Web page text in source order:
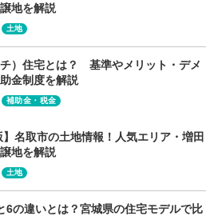
ウスを見学しながら、プランや資
する様々な相談ができます。
コンセプトハウスが誕生いたし
が埋め込まれたデザインの中に、
、理想を形にする注文住宅とは少
な暮らし方』『豊かさを感じる空
い」（北洲ハウジング・小関徳彦
地を解説
土地
）住宅とは？ 基準やメリット・デメ
金制度を解説
補助金・税金
】名取市の土地情報！人気エリア・増田
地を解説
土地
6の違いとは？宮城県の住宅モデルで比